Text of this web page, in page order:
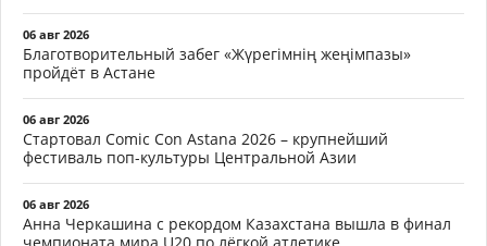
06 авг 2026
Благотворительный забег «Жүрегімнің жеңімпазы»
пройдёт в Астане
06 авг 2026
Стартовал Comic Con Astana 2026 – крупнейший
фестиваль поп-культуры Центральной Азии
06 авг 2026
Анна Черкашина с рекордом Казахстана вышла в финал